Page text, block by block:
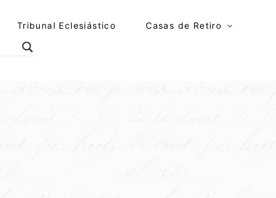
Tribunal Eclesiástico Casas de Retiro